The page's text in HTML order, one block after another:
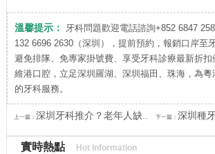
溫馨提示：
牙科問題歡迎電話諮詢+852 6847
132 6696 2630（深圳），提前預約，報銷口岸至
避免排隊、免專家掛號費、享受牙科診療最新折扣
維港口腔，立足深圳羅湖、深圳福田、珠海，為粵
的牙科服務。
上一篇： 深圳牙科推介？老年人缺牙揀吸附性義齒定係種植牙好？ 下一篇： 深圳種牙品牌點揀？韓
實時熱點 Hot Information